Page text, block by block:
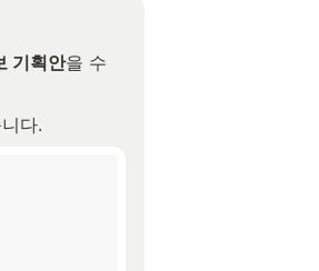
기획안을 수
다.